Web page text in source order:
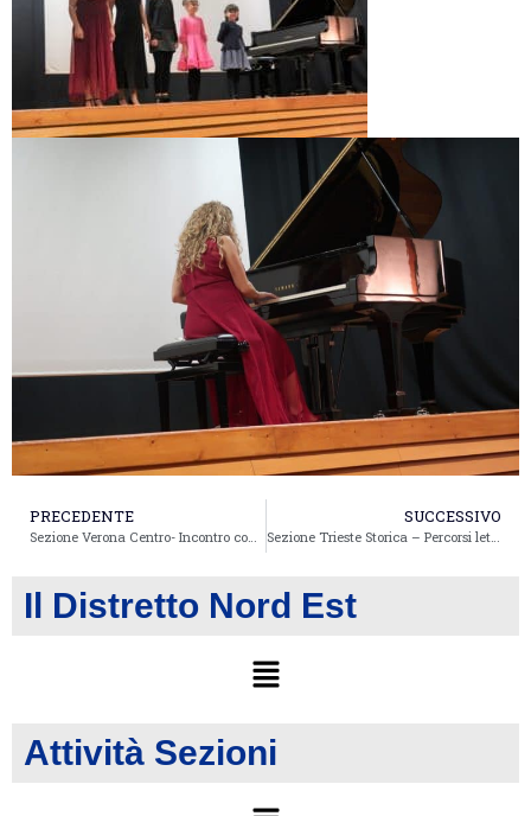
PRECEDENTE
Sezione Verona Centro- Incontro con Elisa Zoppei sul Tema: “Donne nella Grande Guerra: voci, volti, ruoli femminili”
SUCCESSIVO
Sezione Trieste Storica – Percorsi letterari
Il Distretto Nord Est
Attività Sezioni